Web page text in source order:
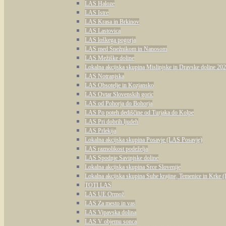
LAS Haloze
LAS Istre
LAS Krasa in Brkinov
LAS Lastovica
LAS loškega pogorja
LAS med Snežnikom in Nanosom
LAS Mežiške doline
Lokalna akcijska skupina Mislinjske in Dravske doline
LAS Notranjska
LAS Obsotelje in Kozjansko
LAS Ovtar Slovenskih goric
LAS od Pohorja do Bohorja
LAS Po poteh dediščine od Turjaka do Kolpe
LAS Pri dobrih ljudeh
LAS Prlekija
Lokalna akcijska skupina Posavje (LAS Posavje)
LAS raznolikost podeželja
LAS Spodnje Savinjske doline
Lokalna akcijska skupina Srce Slovenije
Lokalna akcijska skupina Suhe krajine, Temenice in Krke
TOTI LAS
LAS UE Ormož
LAS Za mesto in vas
LAS Vipavska dolina
LAS V objemu sonca